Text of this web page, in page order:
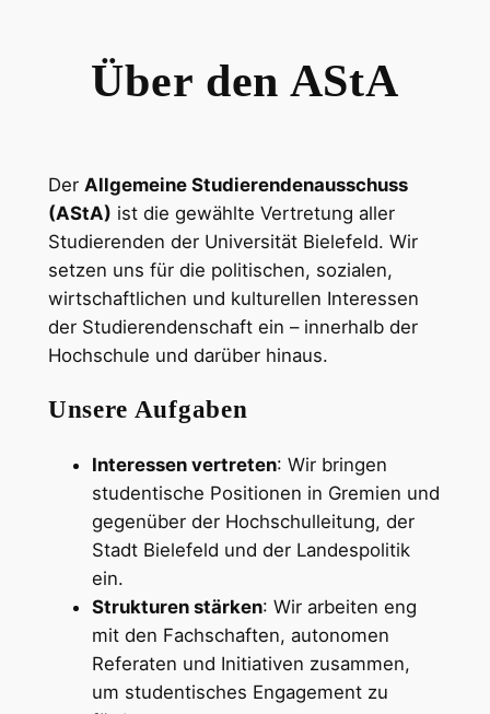
Über den AStA
Der Allgemeine Studierendenausschuss
(AStA) ist die gewählte Vertretung aller
Studierenden der Universität Bielefeld. Wir
setzen uns für die politischen, sozialen,
wirtschaftlichen und kulturellen Interessen
der Studierendenschaft ein – innerhalb der
Hochschule und darüber hinaus.
Unsere Aufgaben
Interessen vertreten: Wir bringen
studentische Positionen in Gremien und
gegenüber der Hochschulleitung, der
Stadt Bielefeld und der Landespolitik
ein.
Strukturen stärken: Wir arbeiten eng
mit den Fachschaften, autonomen
Referaten und Initiativen zusammen,
um studentisches Engagement zu